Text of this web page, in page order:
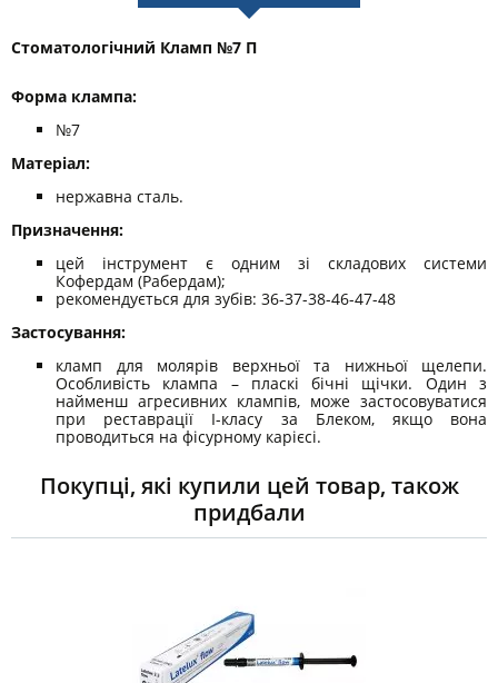
Стоматологічний Кламп №7 П
Форма клампа: ​​​​​​
№7
Матеріал:
нержавна сталь.
Призначення:
цей інструмент є одним зі складових системи
Кофердам (Рабердам);
рекомендується для зубів: 36-37-38-46-47-48
Застосування:
кламп для молярів верхньої та нижньої щелепи.
Особливість клампа – пласкі бічні щічки. Один з
найменш агресивних клампів, може застосовуватися
при реставрації I-класу за Блеком, якщо вона
проводиться на фісурному карієсі.
Покупці, які купили цей товар, також
придбали